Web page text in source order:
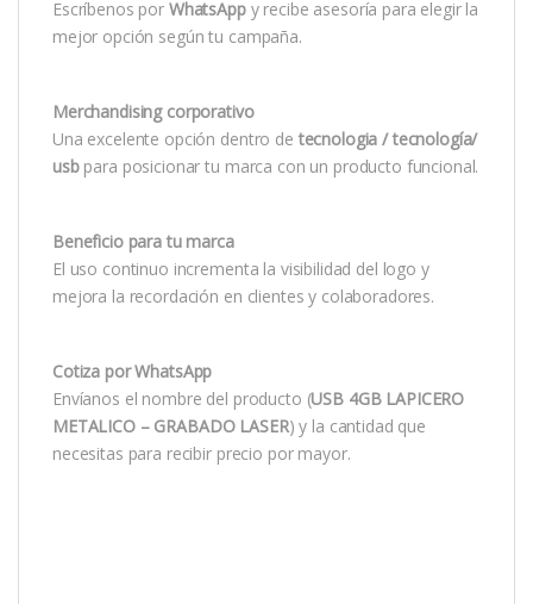
Escríbenos por WhatsAppy recibe asesoría para elegir la
mejor opción según tu campaña.
Merchandising corporativo
Una excelente opción dentro detecnologia / tecnología/
usbpara posicionar tu marca con un producto funcional.
Beneficio para tu marca
El uso continuo incrementa la visibilidad del logo y
mejora la recordación en clientes y colaboradores.
Cotiza por WhatsApp
Envíanos el nombre del producto (USB 4GB LAPICERO
METALICO – GRABADO LASER) y la cantidad que
necesitas para recibir precio por mayor.